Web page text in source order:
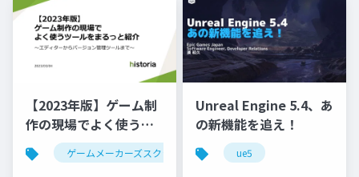
【2023年版】ゲーム制
作の現場でよく使うツ
ールをまるっと紹介
ゲームメーカーズスクランブル ゲーム制作
Unreal Engine 5.4、あ
の新機能を追え！
ue5